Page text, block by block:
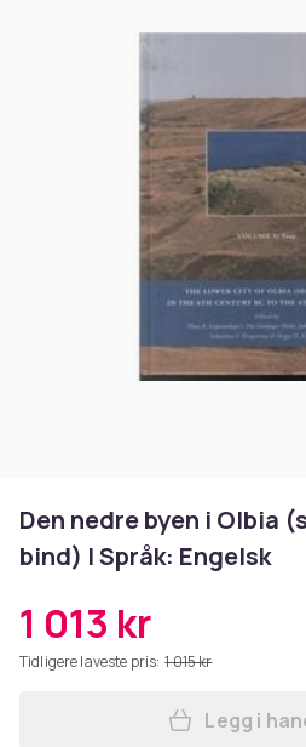
Den nedre byen i Olbia
bind) | Språk: Engelsk
1 013 kr
Tidligere laveste pris: 1 015 kr
Legg i